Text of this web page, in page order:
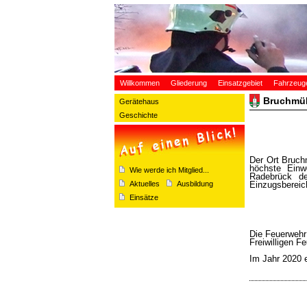
Willkommen Gliederung Einsatzgebiet
Gerätehaus
Geschichte
Wie werde ich Mitglied...
Aktuelles
Ausbildung
Einsätze
Der Ort
höchste
Radebrück
Die
Freiwilligen
Im Jahr 2020